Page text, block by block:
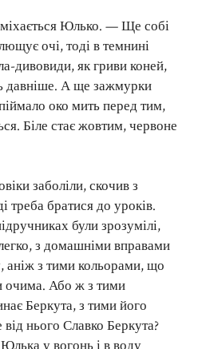
Юлько. — Ще собі
очі, тоді в темнині
дивовиди, як гриви коней,
давніше. А ще зажмурки
око мить перед тим,
Біле стає жовтим, червоне
заболіли, скочив з
треба братися до уроків.
були зрозумілі,
з домашніми вправами
аніж з тими кольорами, що
очима. Або ж з тими
Беркута, з тими його
нього Славко Беркута?